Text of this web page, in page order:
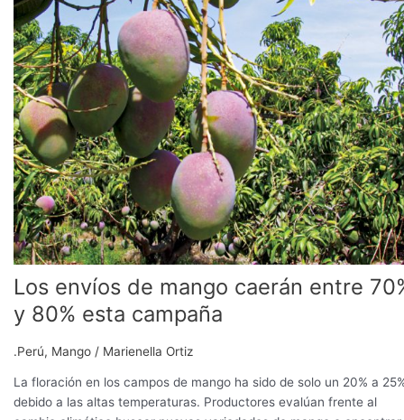
Los envíos de mango caerán entre
y 80% esta campaña
.Perú, Mango / Marienella Ortiz
La floración en los campos de mango ha sido de solo un 20% a
debido a las altas temperaturas. Productores evalúan frente al
de
mango
caerán
entre
70%
y
80%
esta
campaña